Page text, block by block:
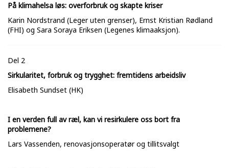
På klimahelsa løs: overforbruk og skapte kriser
Karin Nordstrand (Leger uten grenser), Ernst Kristian Rødland
(FHI) og Sara Soraya Eriksen (Legenes klimaaksjon).
Del 2
Sirkularitet, forbruk og trygghet: fremtidens arbeidsliv
Elisabeth Sundset (HK)
I en verden full av ræl, kan vi resirkulere oss bort fra
problemene?
Lars Vassenden, renovasjonsoperatør og tillitsvalgt